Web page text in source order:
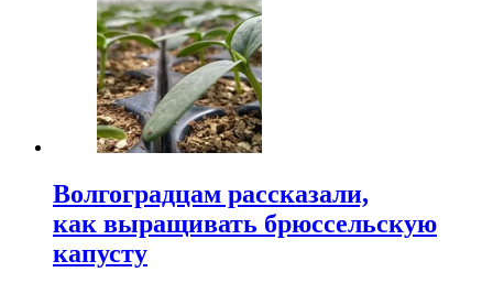
Волгоградцам рассказали,
как выращивать брюссельскую
капусту